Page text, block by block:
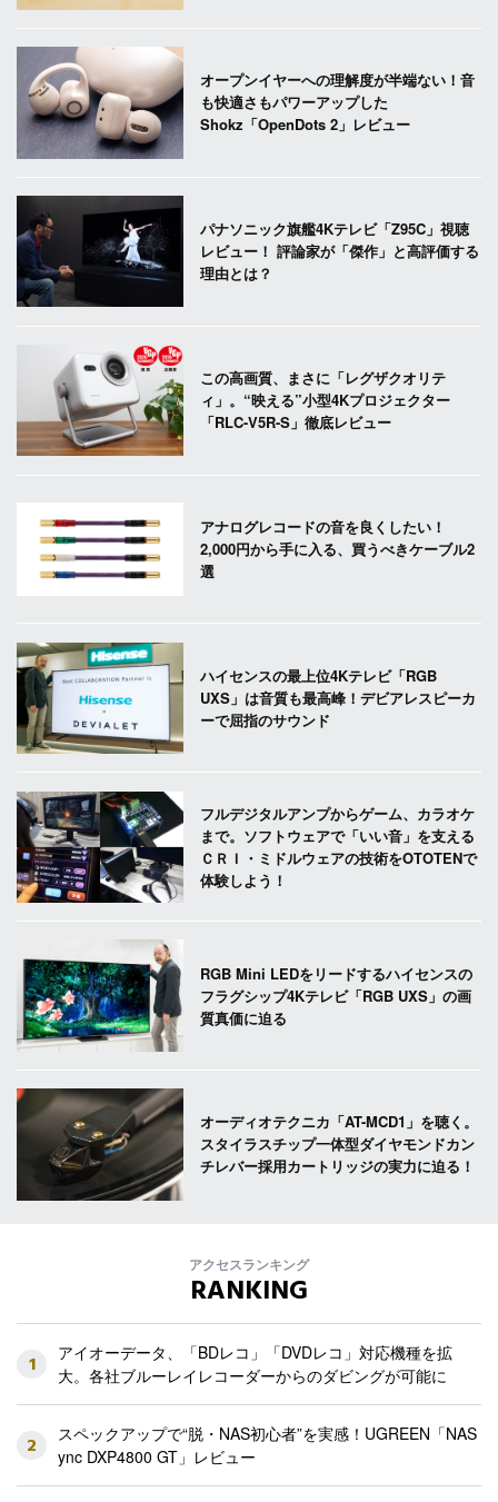
オープンイヤーへの理解度が半端ない！音
も快適さもパワーアップした
Shokz「OpenDots 2」レビュー
パナソニック旗艦4Kテレビ「Z95C」視聴
レビュー！ 評論家が「傑作」と高評価する
理由とは？
この高画質、まさに「レグザクオリテ
ィ」。“映える”小型4Kプロジェクター
「RLC-V5R-S」徹底レビュー
アナログレコードの音を良くしたい！
2,000円から手に入る、買うべきケーブル2
選
ハイセンスの最上位4Kテレビ「RGB
UXS」は音質も最高峰！デビアレスピーカ
ーで屈指のサウンド
フルデジタルアンプからゲーム、カラオケ
まで。ソフトウェアで「いい音」を支える
ＣＲＩ・ミドルウェアの技術をOTOTENで
体験しよう！
RGB Mini LEDをリードするハイセンスの
フラグシップ4Kテレビ「RGB UXS」の画
質真価に迫る
オーディオテクニカ「AT-MCD1」を聴く。
スタイラスチップ一体型ダイヤモンドカン
チレバー採用カートリッジの実力に迫る！
アクセスランキング
RANKING
1
アイオーデータ、「BDレコ」「DVDレコ」対応機種を拡
大。各社ブルーレイレコーダーからのダビングが可能に
2
スペックアップで“脱・NAS初心者”を実感！UGREEN「NAS
ync DXP4800 GT」レビュー